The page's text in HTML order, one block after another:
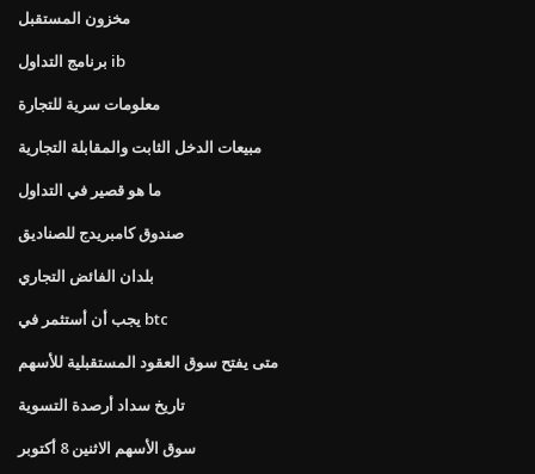
مخزون المستقبل
برنامج التداول ib
معلومات سرية للتجارة
مبيعات الدخل الثابت والمقابلة التجارية
ما هو قصير في التداول
صندوق كامبريدج للصناديق
بلدان الفائض التجاري
يجب أن أستثمر في btc
متى يفتح سوق العقود المستقبلية للأسهم
تاريخ سداد أرصدة التسوية
سوق الأسهم الاثنين 8 أكتوبر